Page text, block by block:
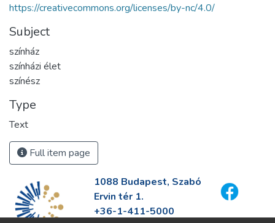
https://creativecommons.org/licenses/by-nc/4.0/
Subject
színház
színházi élet
színész
Type
Text
Full item page
1088 Budapest, Szabó
Ervin tér 1.
+36-1-411-5000